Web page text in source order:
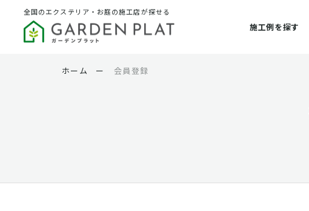
全国のエクステリア・お庭の施工店が探せる
施工例を探す
ホーム ー 会員登録